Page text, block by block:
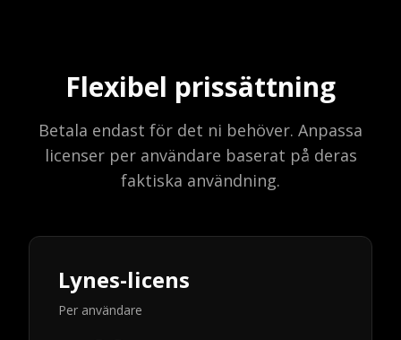
Flexibel prissättning
Betala endast för det ni behöver. Anpassa
licenser per användare baserat på deras
faktiska användning.
Lynes-licens
Per användare